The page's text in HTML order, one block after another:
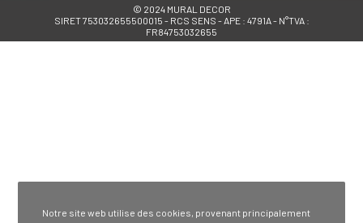
© 2024 MURAL DECOR
SIRET 753032655500015 - RCS SENS - APE : 4791A - N°TVA :
FR84753032655
Notre site web utilise des cookies, provenant principalement